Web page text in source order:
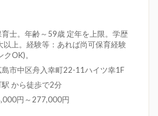
育士。年齢～59歳 定年を上限。学歴
以上。経験等：あれば尚可保育経験
OK)。
島市中区舟入幸町22-11ハイツ幸1F
から徒歩で2分
円～277,000円